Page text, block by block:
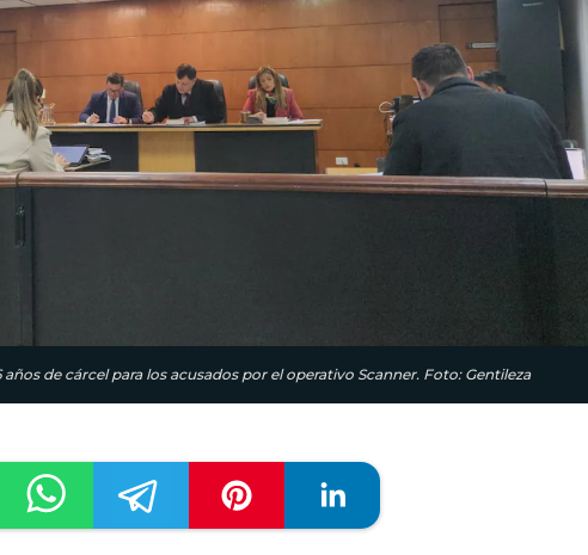
de cárcel para los acusados por el operativo Scanner. Foto: Gentileza